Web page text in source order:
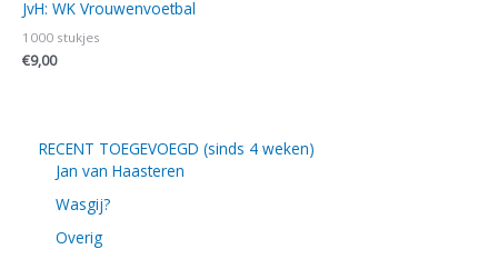
JvH: WK Vrouwenvoetbal
1000 stukjes
€9,00
RECENT TOEGEVOEGD (sinds 4 weken)
Jan van Haasteren
Wasgij?
Overig